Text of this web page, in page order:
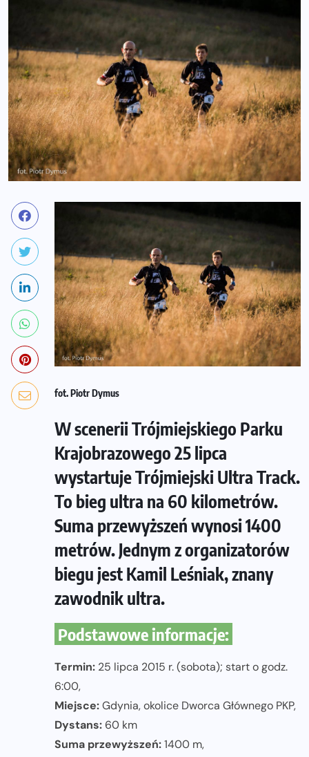
fot. Piotr Dymus
W scenerii Trójmiejskiego Parku
Krajobrazowego 25 lipca
wystartuje Trójmiejski Ultra Track.
To bieg ultra na 60 kilometrów.
Suma przewyższeń wynosi 1400
metrów. Jednym z organizatorów
biegu jest Kamil Leśniak, znany
zawodnik ultra.
Podstawowe informacje:
Termin: 25 lipca 2015 r. (sobota); start o godz.
6:00,
Miejsce:Gdynia, okolice Dworca Głównego PKP,
Dystans: 60 km
Suma przewyższeń:1400 m,